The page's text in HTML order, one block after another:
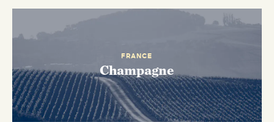
FRANCE
Champagne
ENVOYEZ-MOI UN EMAIL DÈS QUE
DISPONIBLE